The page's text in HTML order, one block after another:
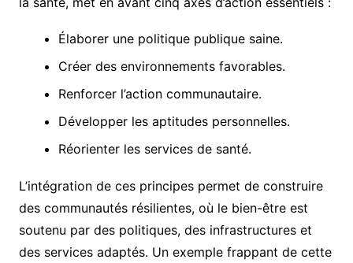
Élaborer une politique publique saine.
Créer des environnements favorables.
Renforcer l’action communautaire.
Développer les aptitudes personnelles.
Réorienter les services de santé.
L’intégration de ces principes permet de construire
des communautés résilientes, où le bien-être est
soutenu par des politiques, des infrastructures et
des services adaptés. Un exemple frappant de cette